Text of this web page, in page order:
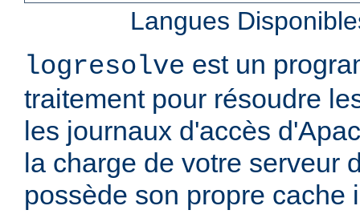
Langues
logresolve est un
traitement pour résoudre
les journaux d'accès
la charge de votre serveur
possède son propre cache